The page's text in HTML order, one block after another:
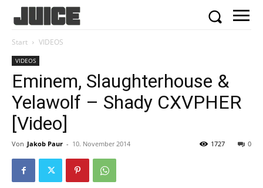
Start VIDEOS
VIDEOS
Eminem, Slaughterhouse &
Yelawolf – Shady CXVPHER
[Video]
Von Jakob Paur - 10. November 2014 0
1727